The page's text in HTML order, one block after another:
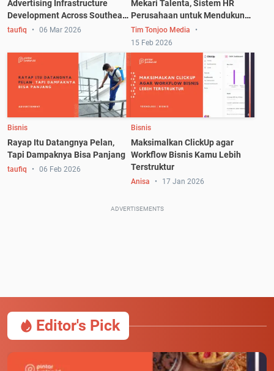
Advertising Infrastructure
Development Across Southeast
Asia
taufiq 06 Mar 2026
Mekari Talenta, Sistem HR
Perusahaan untuk Mendukung
Operasional Bisnis
Tim Tonjoo Media
15 Feb 2026
Bisnis
Rayap Itu Datangnya Pelan,
Tapi Dampaknya Bisa Panjang
taufiq 06 Feb 2026
Bisnis
Maksimalkan ClickUp agar
Workflow Bisnis Kamu Lebih
Terstruktur
Anisa 17 Jan 2026
ADVERTISEMENTS
Editor's Pick